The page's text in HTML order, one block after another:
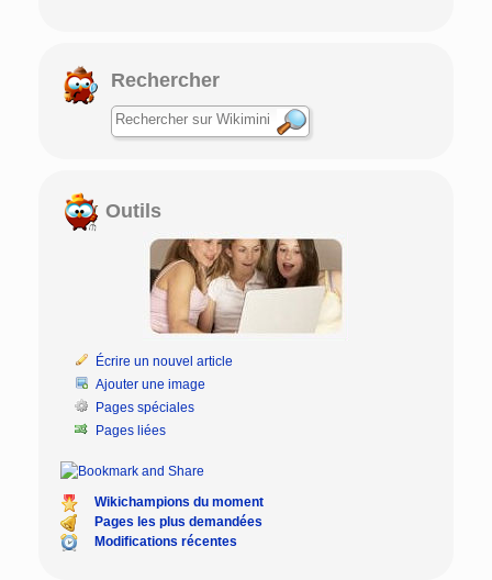
Rechercher
Outils
Écrire un nouvel article
Ajouter une image
Pages spéciales
Pages liées
Wikichampions du moment
Pages les plus demandées
Modifications récentes